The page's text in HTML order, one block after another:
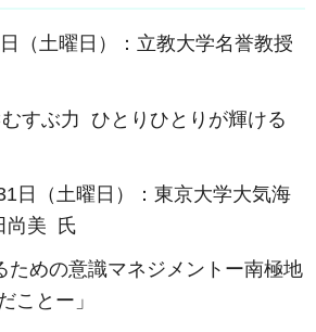
（土曜日）：立教大学名誉教授
すぶ力 ひとりひとりが輝ける
日（土曜日）：東京大学大気海
尚美 氏
めの意識マネジメントー南極地
ことー」